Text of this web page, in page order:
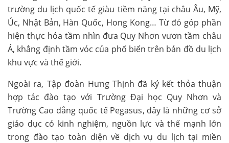
trường du lịch quốc tế giàu tiềm năng tại châu Âu, Mỹ,
Úc, Nhật Bản, Hàn Quốc, Hong Kong… Từ đó góp phần
hiện thực hóa tầm nhìn đưa Quy Nhơn vươn tầm châu
Á, khẳng định tầm vóc của phố biển trên bản đồ du lịch
khu vực và thế giới.
Ngoài ra, Tập đoàn Hưng Thịnh đã ký kết thỏa thuận
hợp tác đào tạo với Trường Đại học Quy Nhơn và
Trường Cao đẳng quốc tế Pegasus, đây là những cơ sở
giáo dục có kinh nghiệm, nguồn lực và thế mạnh lớn
trong đào tạo toàn diện về dịch vụ du lịch tại miền